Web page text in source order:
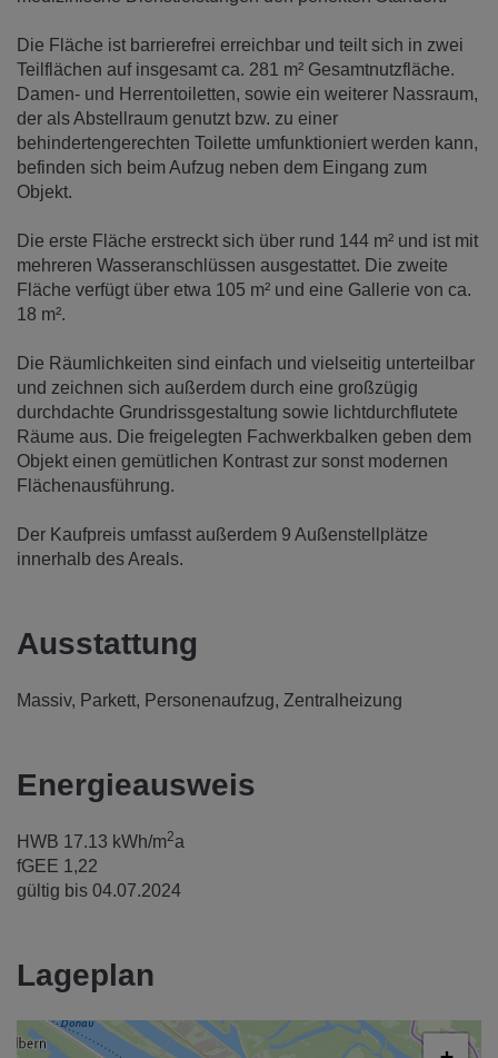
Die Fläche ist barrierefrei erreichbar und teilt sich in zwei
Teilflächen auf insgesamt ca. 281 m² Gesamtnutzfläche.
Damen- und Herrentoiletten, sowie ein weiterer Nassraum,
der als Abstellraum genutzt bzw. zu einer
behindertengerechten Toilette umfunktioniert werden kann,
befinden sich beim Aufzug neben dem Eingang zum
Objekt.
Die erste Fläche erstreckt sich über rund 144 m² und ist mit
mehreren Wasseranschlüssen ausgestattet. Die zweite
Fläche verfügt über etwa 105 m² und eine Gallerie von ca.
18 m².
Die Räumlichkeiten sind einfach und vielseitig unterteilbar
und zeichnen sich außerdem durch eine großzügig
durchdachte Grundrissgestaltung sowie lichtdurchflutete
Räume aus. Die freigelegten Fachwerkbalken geben dem
Objekt einen gemütlichen Kontrast zur sonst modernen
Flächenausführung.
Der Kaufpreis umfasst außerdem 9 Außenstellplätze
innerhalb des Areals.
Ausstattung
Massiv Parkett Personenaufzug Zentralheizung
Energieausweis
HWB 17.13 kWh/m2a
fGEE 1,22
gültig bis 04.07.2024
Lageplan